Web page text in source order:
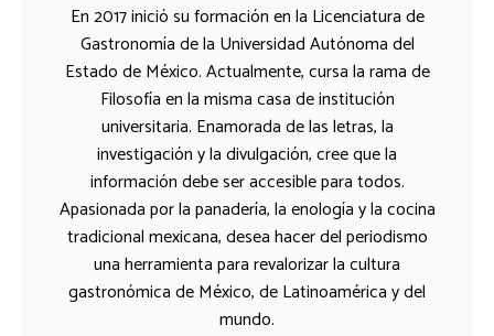
En 2017 inició su formación en la Licenciatura de
Gastronomía de la Universidad Autónoma del
Estado de México. Actualmente, cursa la rama de
Filosofía en la misma casa de institución
universitaria. Enamorada de las letras, la
investigación y la divulgación, cree que la
información debe ser accesible para todos.
Apasionada por la panadería, la enología y la cocina
tradicional mexicana, desea hacer del periodismo
una herramienta para revalorizar la cultura
gastronómica de México, de Latinoamérica y del
mundo.